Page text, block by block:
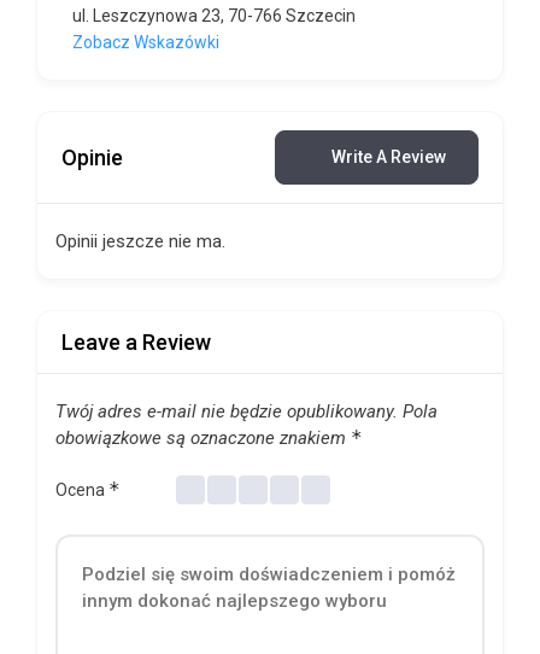
ul. Leszczynowa 23, 70-766 Szczecin
Zobacz Wskazówki
Opinie Write A Review
Opinii jeszcze nie ma.
Leave a Review
Twój adres e-mail nie będzie opublikowany. Pola
obowiązkowe są oznaczone znakiem *
Ocena *